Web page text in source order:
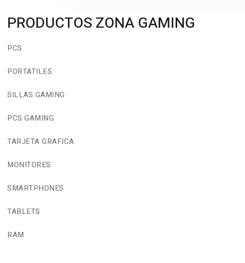
PRODUCTOS ZONA GAMING
PCS
PORTATILES
SILLAS GAMING
PCS GAMING
TARJETA GRAFICA
MONITORES
SMARTPHONES
TABLETS
RAM